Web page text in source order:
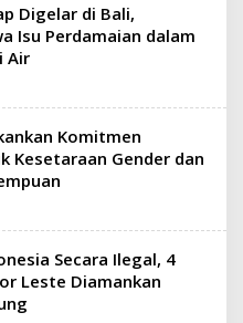
Digelar di Bali,
Isu Perdamaian dalam
Air
Komitmen
Kesetaraan Gender dan
Secara Ilegal, 4
Leste Diamankan